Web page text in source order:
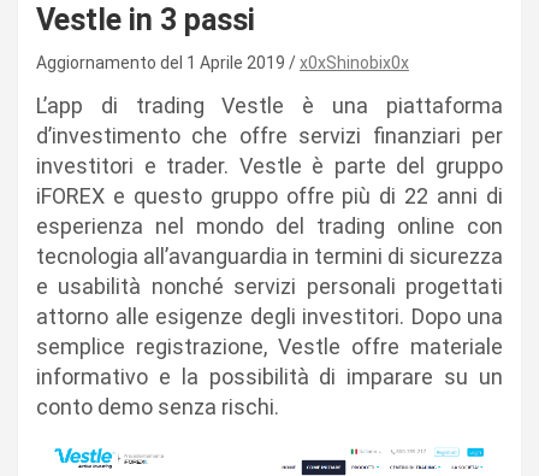
Vestle in 3 passi
Aggiornamento del 1 Aprile 2019 x0xShinobix0x
L’app di trading Vestle è una piattaforma
d’investimento che offre servizi finanziari per
investitori e trader. Vestle è parte del gruppo
iFOREX e questo gruppo offre più di 22 anni di
esperienza nel mondo del trading online con
tecnologia all’avanguardia in termini di sicurezza
e usabilità nonché servizi personali progettati
attorno alle esigenze degli investitori. Dopo una
semplice registrazione, Vestle offre materiale
informativo e la possibilità di imparare su un
conto demo senza rischi.